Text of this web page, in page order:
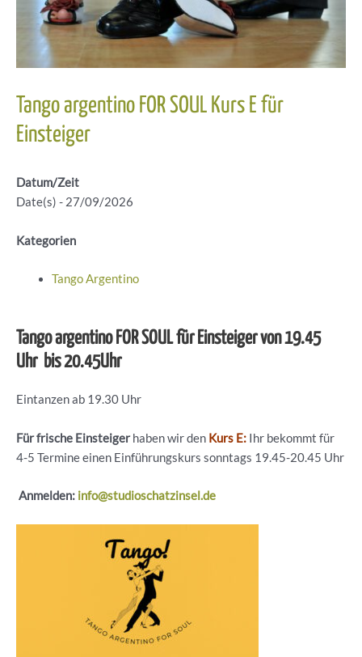
Tango argentino FOR SOUL Kurs E für
Einsteiger
Datum/Zeit
Date(s) - 27/09/2026
Kategorien
Tango Argentino
Tango argentino FOR SOUL für Einsteiger von 19.45
Uhr bis 20.45Uhr
Eintanzen ab 19.30 Uhr
Für frische Einsteigerhaben wir den Kurs E: Ihr bekommt für
4-5 Termine einen Einführungskurs sonntags 19.45-20.45 Uhr
Anmelden: info@studioschatzinsel.de